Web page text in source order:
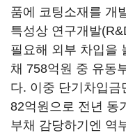
품에 코팅소재를 개
특성상 연구개발
필요해 외부 차입을
채 758억원 중 유동
다. 이중 단기차입
82억원으로 전년 동
부채 감당하기엔 역